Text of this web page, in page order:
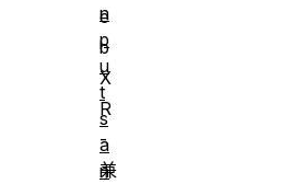
e
b
X
R
-
兼
n
p
u
t
s
a
n